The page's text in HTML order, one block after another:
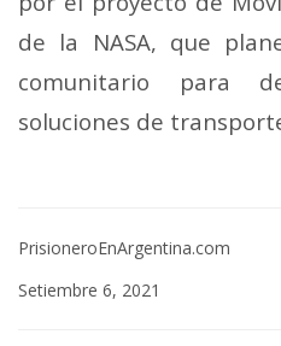
de la NASA, que
comunitario para
soluciones de
PrisioneroEnArgentina.com
Setiembre 6, 2021